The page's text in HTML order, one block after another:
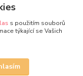
s použitím souborů
týkající se Vašich